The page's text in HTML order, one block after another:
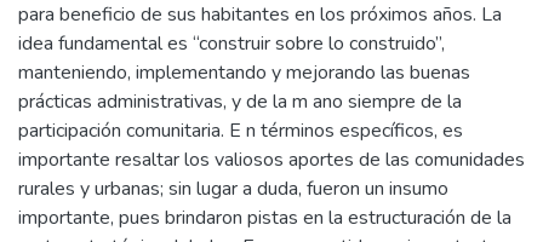
para beneficio de sus habitantes en los próximos años. La
idea fundamental es “construir sobre lo construido”,
manteniendo, implementando y mejorando las buenas
prácticas administrativas, y de la m ano siempre de la
participación comunitaria. E n términos específicos, es
importante resaltar los valiosos aportes de las comunidades
rurales y urbanas; sin lugar a duda, fueron un insumo
importante, pues brindaron pistas en la estructuración de la